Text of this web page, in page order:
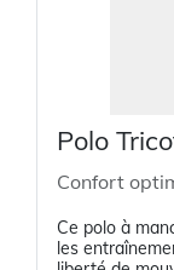
Polo
Confort
Ce polo à
les